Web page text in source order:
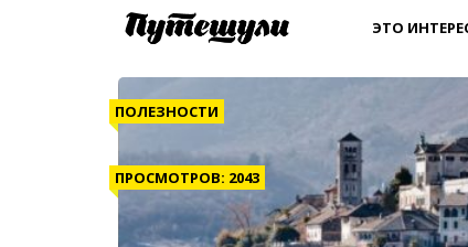
ЭТО
ПОЛЕЗНОСТИ
ПРОСМОТРОВ: 2043